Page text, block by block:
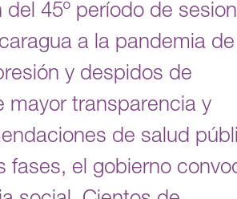
45º período de
a la pandemia de
y despidos de
mayor transparencia y
de salud
fases, el gobierno